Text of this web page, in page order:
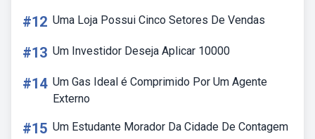
#12 Uma Loja Possui Cinco Setores De Vendas
#13 Um Investidor Deseja Aplicar 10000
#14 Um Gas Ideal é Comprimido Por Um Agente
Externo
#15 Um Estudante Morador Da Cidade De Contagem